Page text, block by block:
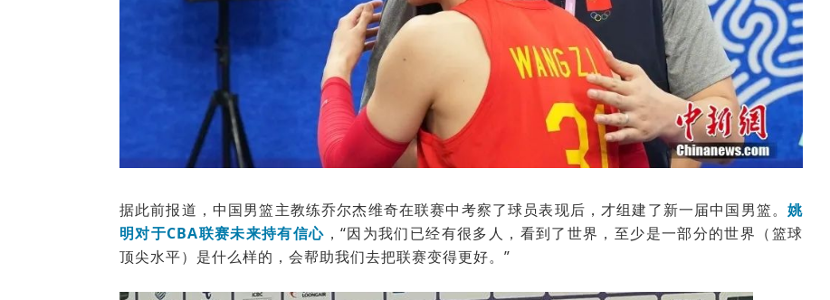
据此前报道，中国男篮主教练乔尔杰维奇在联赛中考察了球员表现后，才组建了新一届中国男篮。 姚
明对于CBA联赛未来持有信心 ，“因为我们已经有很多人，看到了世界，至少是一部分的世界（篮球
顶尖水平） 是什么样的，会帮助我们去把联赛变得更好。”